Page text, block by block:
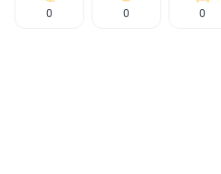
0 0 0